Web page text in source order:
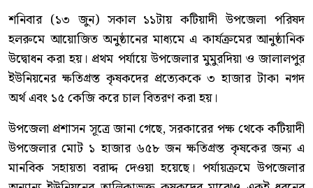
শনিবার (১৩ জুন) সকাল ১১টায় কটিয়াদী উপজেলা পরিষদ
হলরুমে আয়োজিত অনুষ্ঠানের মাধ্যমে এ কার্যক্রমের আনুষ্ঠানিক
উদ্বোধন করা হয়। প্রথম পর্যায়ে উপজেলার মুমুরদিয়া ও জালালপুর
ইউনিয়নের ক্ষতিগ্রস্ত কৃষকদের প্রত্যেককে ৩ হাজার টাকা নগদ
অর্থ এবং ১৫ কেজি করে চাল বিতরণ করা হয়।
উপজেলা প্রশাসন সূত্রে জানা গেছে, সরকারের পক্ষ থেকে কটিয়াদী
উপজেলার মোট ১ হাজার ৬৫৮ জন ক্ষতিগ্রস্ত কৃষকের জন্য এ
মানবিক সহায়তা বরাদ্দ দেওয়া হয়েছে। পর্যায়ক্রমে উপজেলার